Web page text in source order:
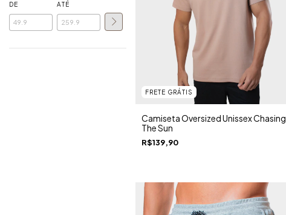
DE ATÉ
FRETE GRÁTIS
Camiseta Oversized Unissex Chasing
The Sun
R$139,90